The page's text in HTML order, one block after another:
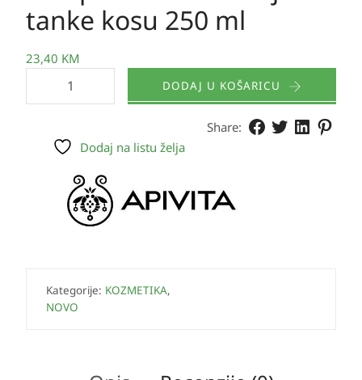
tanke kosu 250 ml
23,40 KM
DODAJ U KOŠARICU
Share:
Dodaj na listu želja
Kategorije: KOZMETIKA,
NOVO